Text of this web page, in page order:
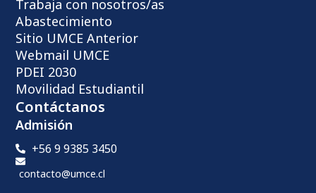
Trabaja con nosotros/as
Abastecimiento
Sitio UMCE Anterior
Webmail UMCE
PDEI 2030
Movilidad Estudiantil
Contáctanos
Admisión
+56 9 9385 3450
contacto@umce.cl